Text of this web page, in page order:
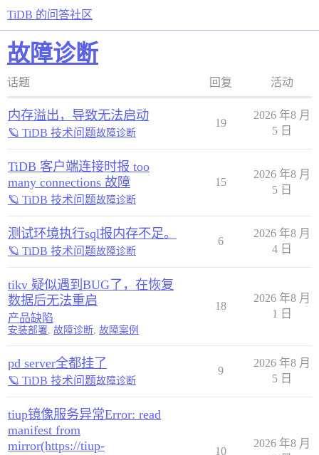
TiDB 的问答社区
故障诊断
话题 回复 活动
内存溢出，导致无法启动
🪐 TiDB 技术问题故障诊断
19
2026 年8 月
5 日
TiDB 客户端连接时报 too
many connections 故障
🪐 TiDB 技术问题故障诊断
15
2026 年8 月
5 日
测试环境执行sql报内存不足。
🪐 TiDB 技术问题故障诊断
6
2026 年8 月
4 日
tikv 疑似遇到BUG了，在恢复
数据后无法重启
产品缺陷
安装部署, 故障诊断, 故障案例
18
2026 年8 月
1 日
pd server全都挂了
🪐 TiDB 技术问题故障诊断
9
2026 年8 月
5 日
tiup镜像服务异常Error: read
manifest from
mirror(https://tiup-
10
2026 年8 月